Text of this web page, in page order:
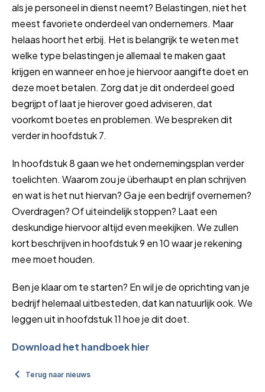
als je personeel in dienst neemt? Belastingen, niet het
meest favoriete onderdeel van ondernemers. Maar
helaas hoort het erbij. Het is belangrijk te weten met
welke type belastingen je allemaal te maken gaat
krijgen en wanneer en hoe je hiervoor aangifte doet en
deze moet betalen. Zorg dat je dit onderdeel goed
begrijpt of laat je hierover goed adviseren, dat
voorkomt boetes en problemen. We bespreken dit
verder in hoofdstuk 7.
In hoofdstuk 8 gaan we het ondernemingsplan verder
toelichten. Waarom zou je überhaupt en plan schrijven
en wat is het nut hiervan? Ga je een bedrijf overnemen?
Overdragen? Of uiteindelijk stoppen? Laat een
deskundige hiervoor altijd even meekijken. We zullen
kort beschrijven in hoofdstuk 9 en 10 waar je rekening
mee moet houden.
Ben je klaar om te starten? En wil je de oprichting van je
bedrijf helemaal uitbesteden, dat kan natuurlijk ook. We
leggen uit in hoofdstuk 11 hoe je dit doet.
Download het handboek hier
Terug naar nieuws